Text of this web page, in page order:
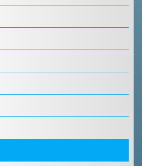
CAMPIONATI A SQUADRE
MODULI
EVENTI SOSTENIBILI